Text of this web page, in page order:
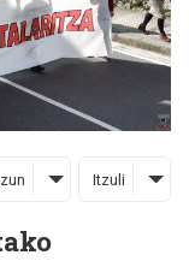
Itzuli